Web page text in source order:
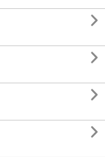



